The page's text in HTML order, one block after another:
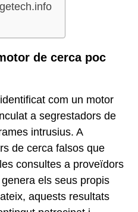
de cerca poc
com un motor
a segrestadors de
intrusius. A
de cerca falsos que
consultes a proveïdors
els seus propis
aquests resultats